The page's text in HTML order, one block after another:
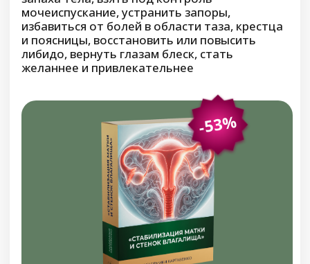
Возможные результаты при
выполнении программы:
Исчезнет слабость в пояснице и ногах,
мышцы окрепнут, улучшится их тонус и
Снизится боль и тугоподвижность в
суставах ног, движения станут легче и
Пропадут судороги и болезненные
мышечные спазмы, особенно ночные